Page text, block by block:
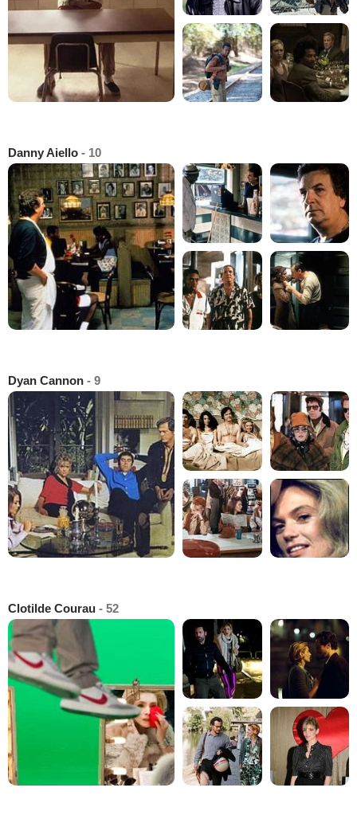
Danny Aiello - 10
Dyan Cannon - 9
Clotilde Courau - 52